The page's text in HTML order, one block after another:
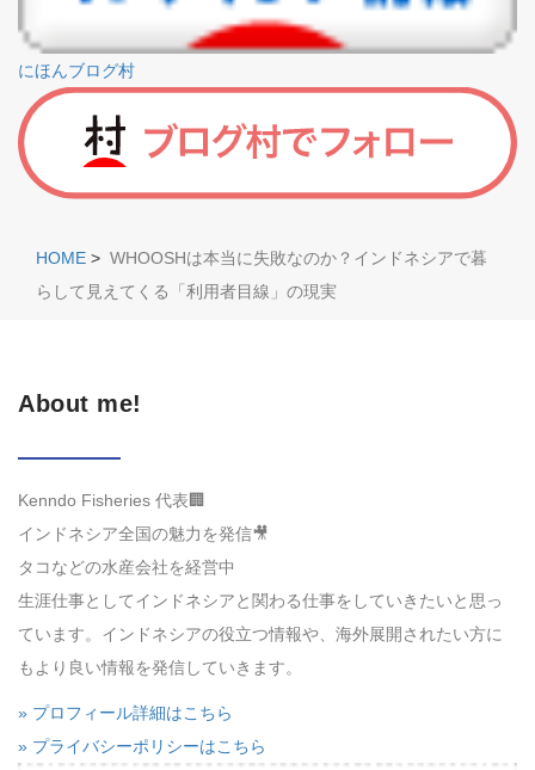
にほんブログ村
HOME > WHOOSHは本当に失敗なのか？インドネシアで暮
らして見えてくる「利用者目線」の現実
About me!
Kenndo Fisheries 代表🏢
インドネシア全国の魅力を発信🎥
タコなどの水産会社を経営中
生涯仕事としてインドネシアと関わる仕事をしていきたいと思っ
ています。インドネシアの役立つ情報や、海外展開されたい方に
もより良い情報を発信していきます。
» プロフィール詳細はこちら
» プライバシーポリシーはこちら